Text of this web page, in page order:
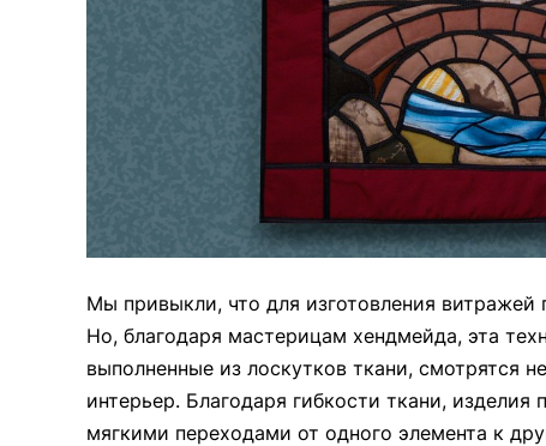
Мы привыкли, что для изготовления
Но, благодаря мастерицам хендмейда, эта
выполненные из лоскутков ткани, смотрятся
интерьер. Благодаря гибкости ткани,
мягкими переходами от одного элемента к